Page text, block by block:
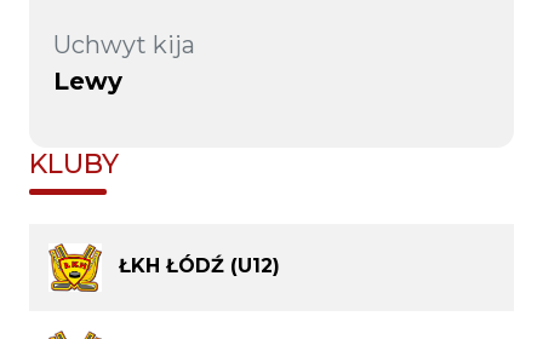
Uchwyt kija
Lewy
KLUBY
ŁKH ŁÓDŹ (U12)